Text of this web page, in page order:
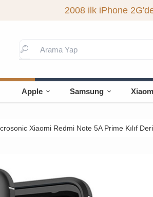
2008 ilk iPhone
Apple Samsung
Xiaomi Redmi Note 5A Prime Kılıf